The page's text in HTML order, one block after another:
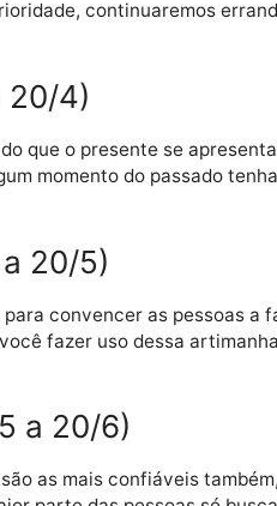
o mundo espiritual, o
mundo à parte e nos
prioridade,
a 20/4)
do que o presente se
algum momento do
4 a 20/5)